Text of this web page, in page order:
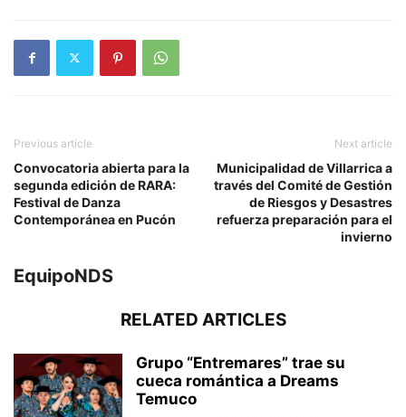
Previous article
Convocatoria abierta para la
segunda edición de RARA:
Festival de Danza
Contemporánea en Pucón
Next article
Municipalidad de Villarrica a
través del Comité de Gestión
de Riesgos y Desastres
refuerza preparación para el
invierno
EquipoNDS
RELATED ARTICLES
Grupo “Entremares” trae su
cueca romántica a Dreams
Temuco